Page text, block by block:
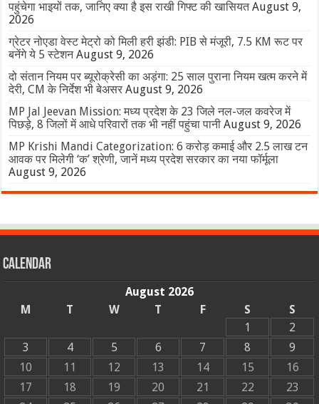
पहुंचेगा भाइयों तक, जानिए क्या है इस राखी गिफ्ट की खासियत August 9,
2026
ग्रेटर नोएडा वेस्ट मेट्रो को मिली हरी झंडी: PIB से मंजूरी, 7.5 KM रूट पर
बनेंगे ये 5 स्टेशन August 9, 2026
दो संतान नियम पर ब्यूरोक्रेसी का अड़ंगा: 25 साल पुराना नियम खत्म करने में
देरी, CM के निर्देश भी बेअसर August 9, 2026
MP Jal Jeevan Mission: मध्य प्रदेश के 23 जिले नल-जल कवरेज में
पिछड़े, 8 जिलों में आधे परिवारों तक भी नहीं पहुंचा पानी August 9, 2026
MP Krishi Mandi Categorization: 6 करोड़ कमाई और 2.5 लाख टन
आवक पर मिलेगी ‘क’ श्रेणी, जानें मध्य प्रदेश सरकार का नया फॉर्मूला
August 9, 2026
Calendar
August 2026
M
T W T F S
S
1
2
3
4 5 6 7 8
9
10
11 12 13 14 15
16
17
18 19 20 21 22
23